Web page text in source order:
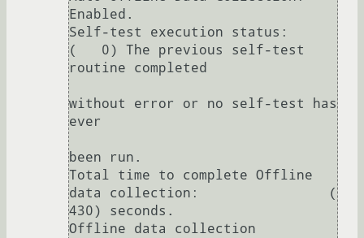
Enabled.
Self-test execution status:
(   0) The previous self-test
routine completed
without error or no self-test has
ever
been run.
Total time to complete Offline
data collection:                (
430) seconds.
Offline data collection